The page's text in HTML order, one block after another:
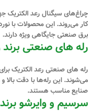
چراغ‌های سیگنال رعد الکتریک
کار می‌روند. این محصولات با
برق صنعتی جایگاهی ویژه دارند.
رله ‌های صنعتی برند
رله ‌های صنعتی رعد الکتریک
می‌شوند. این رله‌ها با دقت بالا
صنایع مناسب هستند.
سرسیم و وایرشو